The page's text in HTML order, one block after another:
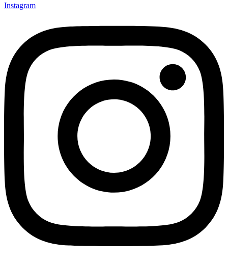
Instagram